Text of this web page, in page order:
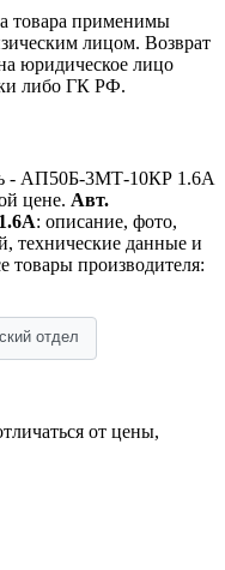
товара применимы
лицом. Возврат
юридическое лицо
либо ГК РФ.
- АП50Б-3МТ-10КР 1.6А
цене. Авт.
: описание, фото,
технические данные и
товары производителя:
отдел
от цены,